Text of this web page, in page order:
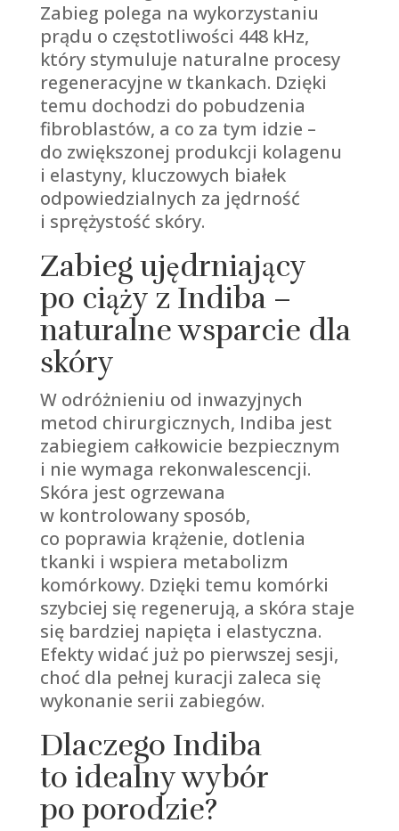
Zabieg polega na wykorzystaniu
prądu o częstotliwości 448 kHz,
który stymuluje naturalne procesy
regeneracyjne w tkankach. Dzięki
temu dochodzi do pobudzenia
fibroblastów, a co za tym idzie –
do zwiększonej produkcji kolagenu
i elastyny, kluczowych białek
odpowiedzialnych za jędrność
i sprężystość skóry.
Zabieg ujędrniający
po ciąży z Indiba –
naturalne wsparcie dla
skóry
W odróżnieniu od inwazyjnych
metod chirurgicznych, Indiba jest
zabiegiem całkowicie bezpiecznym
i nie wymaga rekonwalescencji.
Skóra jest ogrzewana
w kontrolowany sposób,
co poprawia krążenie, dotlenia
tkanki i wspiera metabolizm
komórkowy. Dzięki temu komórki
szybciej się regenerują, a skóra staje
się bardziej napięta i elastyczna.
Efekty widać już po pierwszej sesji,
choć dla pełnej kuracji zaleca się
wykonanie serii zabiegów.
Dlaczego Indiba
to idealny wybór
po porodzie?